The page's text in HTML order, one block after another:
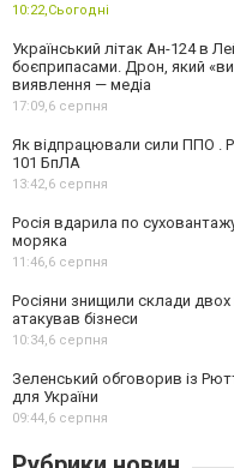
10:22,Сьогодні
Український літак Ан-124 в
боєприпасами. Дрон, який
виявлення — медіа
17:09,6 серпня
Як відпрацювали сили ППО .
101 БпЛА
13:42,6 серпня
Росія вдарила по
моряка
11:46,6 серпня
Росіяни знищили склади двох
атакував бізнеси
10:34,6 серпня
Зеленський обговорив із
для України
09:44,6 серпня